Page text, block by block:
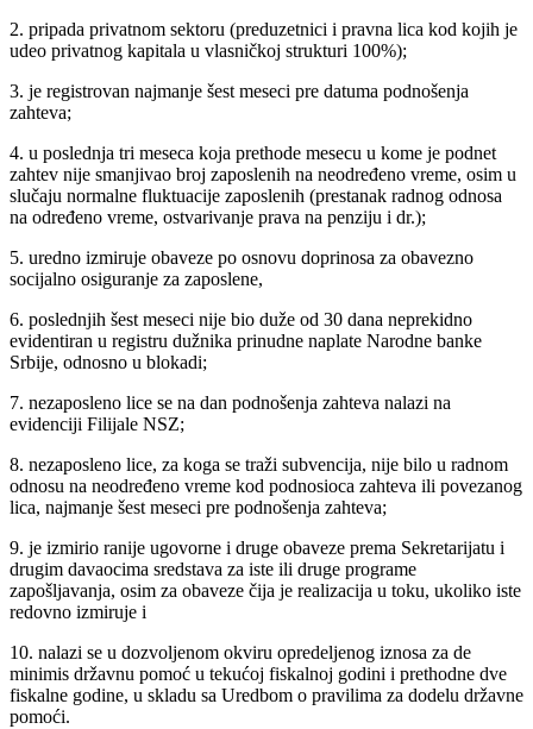
2. pripada privatnom sektoru (preduzetnici i pravna lica kod kojih je
udeo privatnog kapitala u vlasničkoj strukturi 100%);
3. je registrovan najmanje šest meseci pre datuma podnošenja
zahteva;
4. u poslednja tri meseca koja prethode mesecu u kome je podnet
zahtev nije smanjivao broj zaposlenih na neodređeno vreme, osim u
slučaju normalne fluktuacije zaposlenih (prestanak radnog odnosa
na određeno vreme, ostvarivanje prava na penziju i dr.);
5. uredno izmiruje obaveze po osnovu doprinosa za obavezno
socijalno osiguranje za zaposlene,
6. poslednjih šest meseci nije bio duže od 30 dana neprekidno
evidentiran u registru dužnika prinudne naplate Narodne banke
Srbije, odnosno u blokadi;
7. nezaposleno lice se na dan podnošenja zahteva nalazi na
evidenciji Filijale NSZ;
8. nezaposleno lice, za koga se traži subvencija, nije bilo u radnom
odnosu na neodređeno vreme kod podnosioca zahteva ili povezanog
lica, najmanje šest meseci pre podnošenja zahteva;
9. je izmirio ranije ugovorne i druge obaveze prema Sekretarijatu i
drugim davaocima sredstava za iste ili druge programe
zapošljavanja, osim za obaveze čija je realizacija u toku, ukoliko iste
redovno izmiruje i
10. nalazi se u dozvoljenom okviru opredeljenog iznosa za de
minimis državnu pomoć u tekućoj fiskalnoj godini i prethodne dve
fiskalne godine, u skladu sa Uredbom o pravilima za dodelu državne
pomoći.